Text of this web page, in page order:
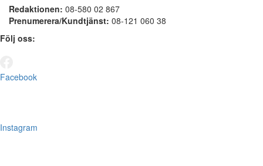
Redaktionen: 08-580 02 867
Prenumerera/Kundtjänst: 08-121 060 38
Följ oss:
Facebook
Instagram